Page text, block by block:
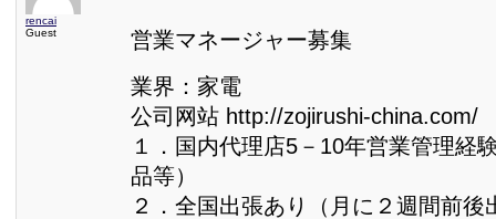
rencai
Guest
営業マネージャー募集
業界：家電
公司网站 http://zojirushi-china.com/
１．国内代理店5－10年営業管理経
品等）
２．全国出張あり（月に２週間前後